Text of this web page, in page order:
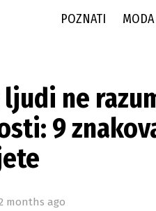
POZNATI MODA
ne
9
months ago